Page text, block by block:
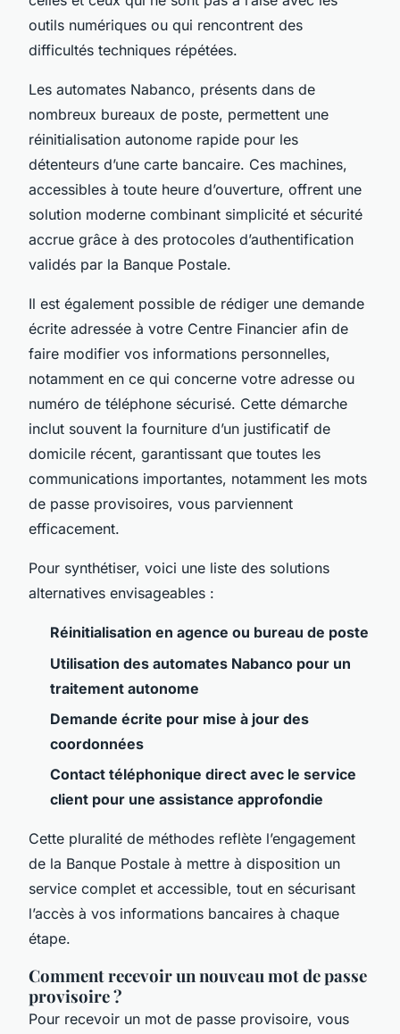
outils numériques ou qui rencontrent des
difficultés techniques répétées.
Les automates Nabanco, présents dans de
nombreux bureaux de poste, permettent une
réinitialisation autonome rapide pour les
détenteurs d’une carte bancaire. Ces machines,
accessibles à toute heure d’ouverture, offrent une
solution moderne combinant simplicité et sécurité
accrue grâce à des protocoles d’authentification
validés par la Banque Postale.
Il est également possible de rédiger une demande
écrite adressée à votre Centre Financier afin de
faire modifier vos informations personnelles,
notamment en ce qui concerne votre adresse ou
numéro de téléphone sécurisé. Cette démarche
inclut souvent la fourniture d’un justificatif de
domicile récent, garantissant que toutes les
communications importantes, notamment les mots
de passe provisoires, vous parviennent
efficacement.
Pour synthétiser, voici une liste des solutions
alternatives envisageables :
Réinitialisation en agence ou bureau de poste
Utilisation des automates Nabanco pour un
traitement autonome
Demande écrite pour mise à jour des
coordonnées
Contact téléphonique direct avec le service
client pour une assistance approfondie
Cette pluralité de méthodes reflète l’engagement
de la Banque Postale à mettre à disposition un
service complet et accessible, tout en sécurisant
l’accès à vos informations bancaires à chaque
étape.
Comment recevoir un nouveau mot de passe
provisoire ?
Pour recevoir un mot de passe provisoire, vous